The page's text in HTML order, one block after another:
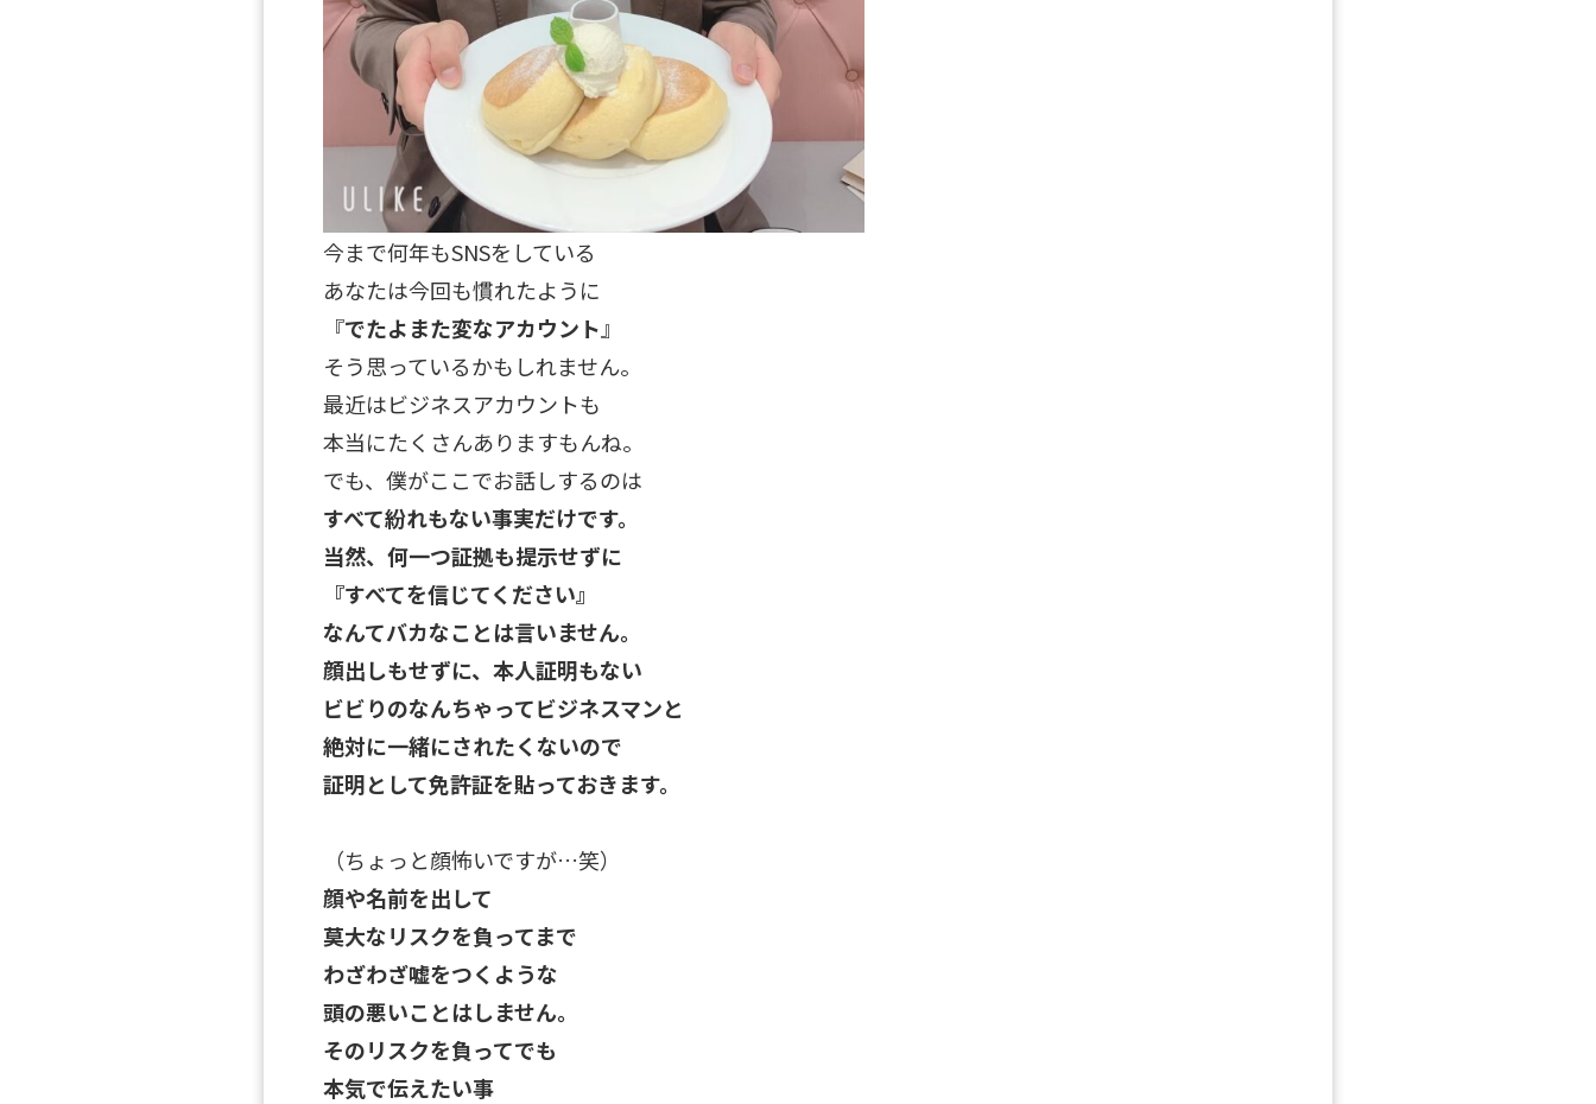
今まで何年もSNSをしている
あなたは今回も慣れたように
『でたよまた変なアカウント 』
そう思っているかもしれません。
最近はビジネスアカウントも
本当にたくさんありますもんね。
でも、僕がここでお話しするのは
すべて紛れもない事実だけです。
当然、何一つ証拠も提示せずに
『すべてを信じてください』
なんてバカなことは言いません。
顔出しもせずに、本人証明もない
ビビりのなんちゃってビジネスマンと
絶対に一緒にされたくないので
証明として免許証を貼っておきます。
（ちょっと顔怖いですが…笑）
顔や名前を出して
莫大なリスクを負ってまで
わざわざ嘘をつくような
頭の悪いことはしません。
そのリスクを負ってでも
本気で伝えたい事